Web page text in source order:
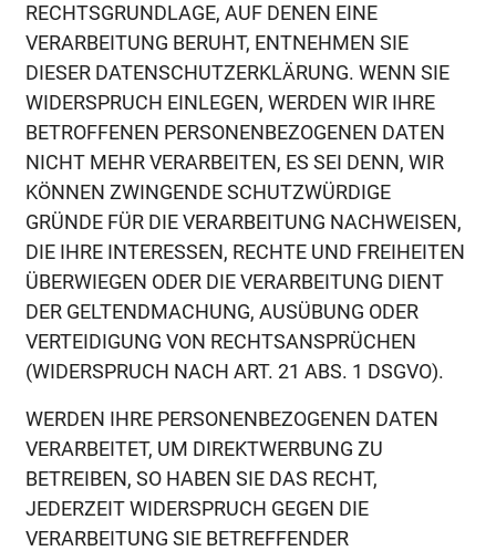
RECHTSGRUNDLAGE, AUF DENEN EINE
VERARBEITUNG BERUHT, ENTNEHMEN SIE
DIESER DATENSCHUTZERKLÄRUNG. WENN SIE
WIDERSPRUCH EINLEGEN, WERDEN WIR IHRE
BETROFFENEN PERSONENBEZOGENEN DATEN
NICHT MEHR VERARBEITEN, ES SEI DENN, WIR
KÖNNEN ZWINGENDE SCHUTZWÜRDIGE
GRÜNDE FÜR DIE VERARBEITUNG NACHWEISEN,
DIE IHRE INTERESSEN, RECHTE UND FREIHEITEN
ÜBERWIEGEN ODER DIE VERARBEITUNG DIENT
DER GELTENDMACHUNG, AUSÜBUNG ODER
VERTEIDIGUNG VON RECHTSANSPRÜCHEN
(WIDERSPRUCH NACH ART. 21 ABS. 1 DSGVO).
WERDEN IHRE PERSONENBEZOGENEN DATEN
VERARBEITET, UM DIREKTWERBUNG ZU
BETREIBEN, SO HABEN SIE DAS RECHT,
JEDERZEIT WIDERSPRUCH GEGEN DIE
VERARBEITUNG SIE BETREFFENDER